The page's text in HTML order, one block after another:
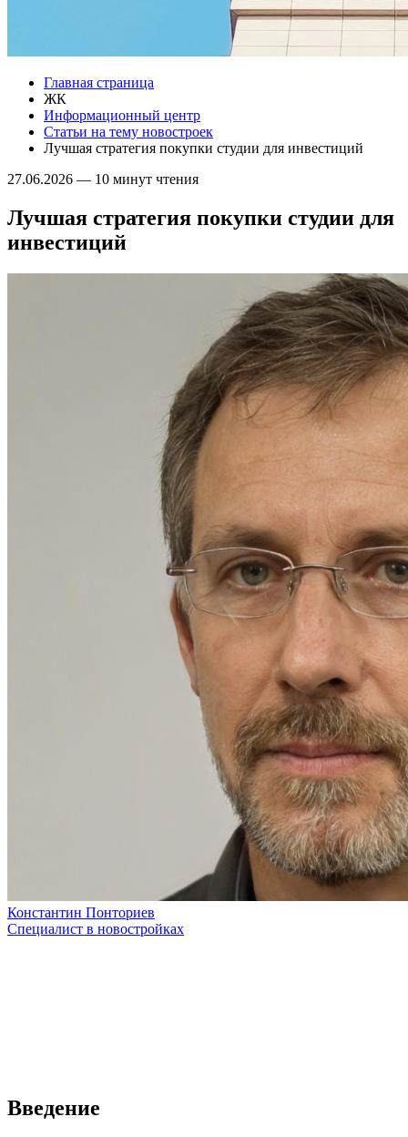
Главная страница
ЖК
Информационный центр
Статьи на тему новостроек
Лучшая стратегия покупки студии для инвестиций
27.06.2026 — 10 минут чтения
Лучшая стратегия покупки студии для
инвестиций
Константин Понториев
Специалист в новостройках
Введение